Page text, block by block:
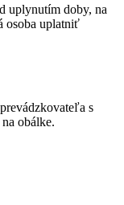
uplynutím doby, na
osoba uplatniť
s
obálke.